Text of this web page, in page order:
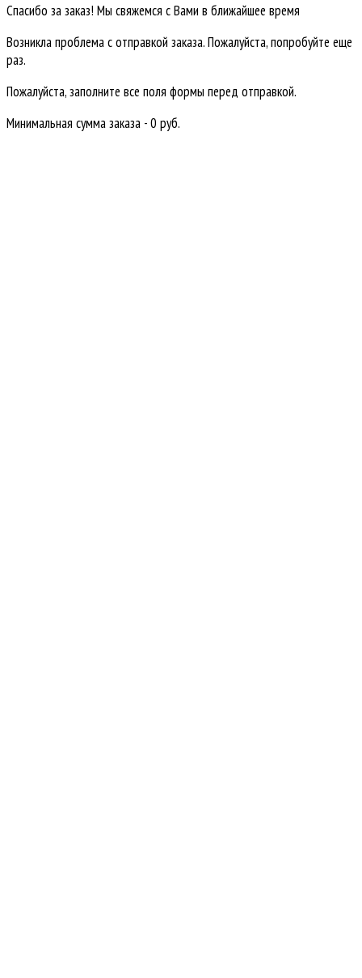
Спасибо за заказ! Мы свяжемся с Вами в ближайшее время
Возникла проблема с отправкой заказа. Пожалуйста, попробуйте еще
раз.
Пожалуйста, заполните все поля формы перед отправкой.
Минимальная сумма заказа - 0 руб.